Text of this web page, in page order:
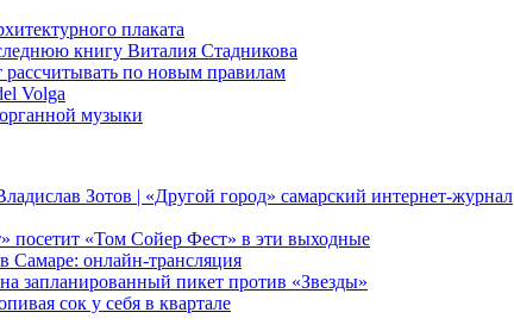
плаката
книгу Виталия Стадникова
по новым правилам
Volga
музыки
Зотов | «Другой город» самарский интернет-журнал
посетит «Том Сойер Фест» в эти выходные
Самаре: онлайн-трансляция
запланированный пикет против «Звезды»
сок у себя в квартале